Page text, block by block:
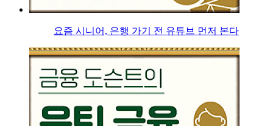
요즘 시니어, 은행 가기 전 유튜브 먼저 본다